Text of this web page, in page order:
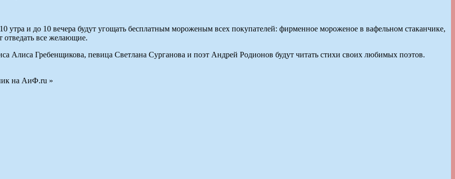
утра и до 10 вечера будут угощать бесплатным мороженым всех покупателей: фирменное мороженое в вафельном стаканчике,
отведать все желающие.
Алиса Гребенщикова, певица Светлана Сурганова и поэт Андрей Родионов будут читать стихи своих любимых поэтов.
на АиФ.ru »